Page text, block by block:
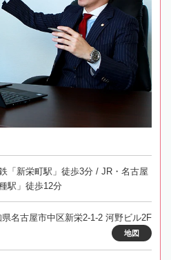
「新栄町駅」徒歩3分 / JR・名古屋
駅」徒歩12分
名古屋市中区新栄2-1-2 河野ビル2F
地図